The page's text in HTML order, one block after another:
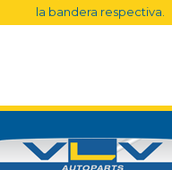
la bandera respectiva.